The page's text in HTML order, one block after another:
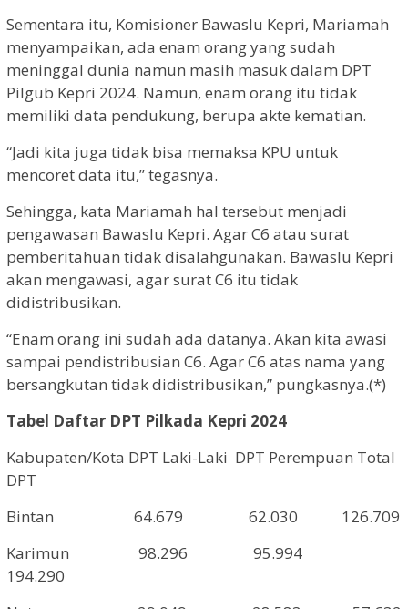
Sementara itu, Komisioner Bawaslu Kepri, Mariamah
menyampaikan, ada enam orang yang sudah
meninggal dunia namun masih masuk dalam DPT
Pilgub Kepri 2024. Namun, enam orang itu tidak
memiliki data pendukung, berupa akte kematian.
“Jadi kita juga tidak bisa memaksa KPU untuk
mencoret data itu,” tegasnya.
Sehingga, kata Mariamah hal tersebut menjadi
pengawasan Bawaslu Kepri. Agar C6 atau surat
pemberitahuan tidak disalahgunakan. Bawaslu Kepri
akan mengawasi, agar surat C6 itu tidak
didistribusikan.
“Enam orang ini sudah ada datanya. Akan kita awasi
sampai pendistribusian C6. Agar C6 atas nama yang
bersangkutan tidak didistribusikan,” pungkasnya.(*)
Tabel Daftar DPT Pilkada Kepri 2024
Kabupaten/Kota DPT Laki-Laki DPT Perempuan Total
DPT
Bintan
64.679 62.030
126.709
Karimun
98.296
95.994
194.290